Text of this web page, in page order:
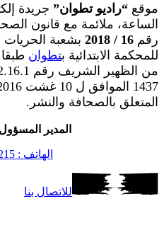
موقع “راديو تطوان” جريدة
الساعة، ملائمة مع قانون
رقم 16 / 2018
بشعبة الحريات
للمحكمة الابتدائية بتطوان
المتعلق بالصحافة والنشر.
المدير
الهاتف : 0610120215
للاتصال بنا